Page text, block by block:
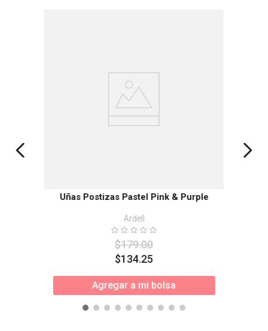
Uñas Postizas Pastel Pink & Purple
Ardell
$179.00
$134.25
Agregar a mi bolsa